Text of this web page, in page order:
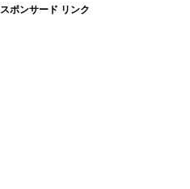
スポンサード リンク